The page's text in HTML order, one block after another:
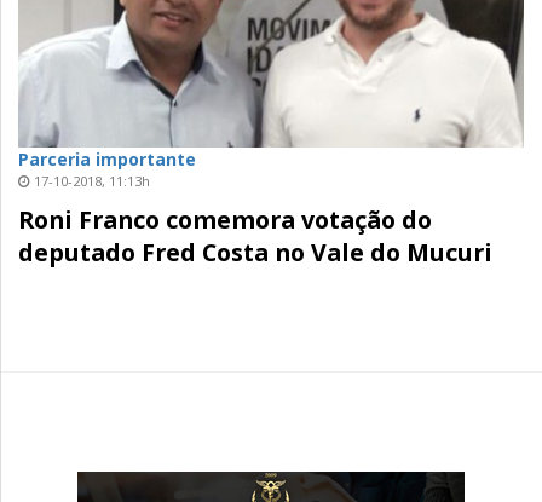
Parceria importante
17-10-2018, 11:13h
Roni Franco comemora votação do
deputado Fred Costa no Vale do Mucuri